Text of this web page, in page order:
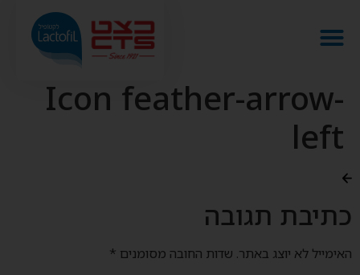
Icon feather-arrow-
left
כתיבת תגובה
האימייל לא יוצג באתר. שדות החובה מסומנים *